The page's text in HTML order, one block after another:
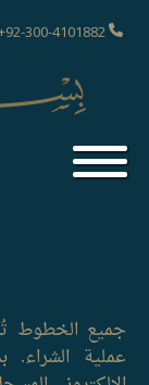
92-300-4101882+
جميع الخطوط
عملية